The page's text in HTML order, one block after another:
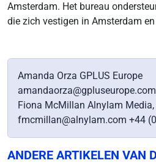
Amsterdam. Het bureau
die zich vestigen in Amsterdam
Amanda Orza GPLUS Europe
Fiona McMillan Alnylam Media,
fmcmillan@alnylam.com +44
ANDERE ARTIKELEN VAN